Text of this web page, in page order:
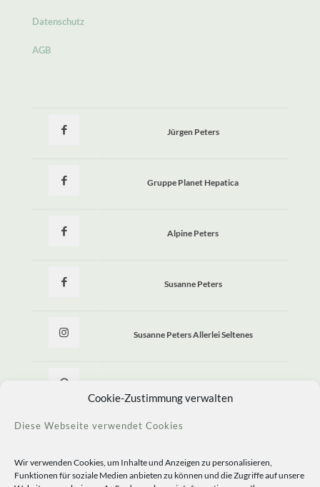
Cookie-Zustimmung verwalten
Diese Webseite verwendet Cookies
Wir verwenden Cookies, um Inhalte und Anzeigen zu personalisieren,
Funktionen für soziale Medien anbieten zu können und die Zugriffe auf unsere
Datenschutz
AGB
Jürgen Peters
Gruppe Planet Hepatica
Alpine Peters
Susanne Peters
Susanne Peters Allerlei Seltenes